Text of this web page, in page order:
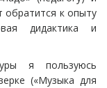
обратится к опыту
дидактика и
я пользуюсь
(«Музыка для